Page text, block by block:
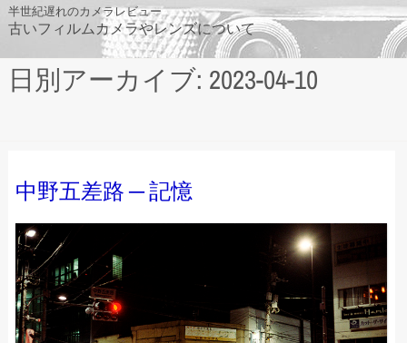
Skip
to
content
半世紀遅れのカメラレビュー
古いフィルムカメラやレンズについて
日別アーカイブ: 2023-04-10
中野五差路 ─ 記憶